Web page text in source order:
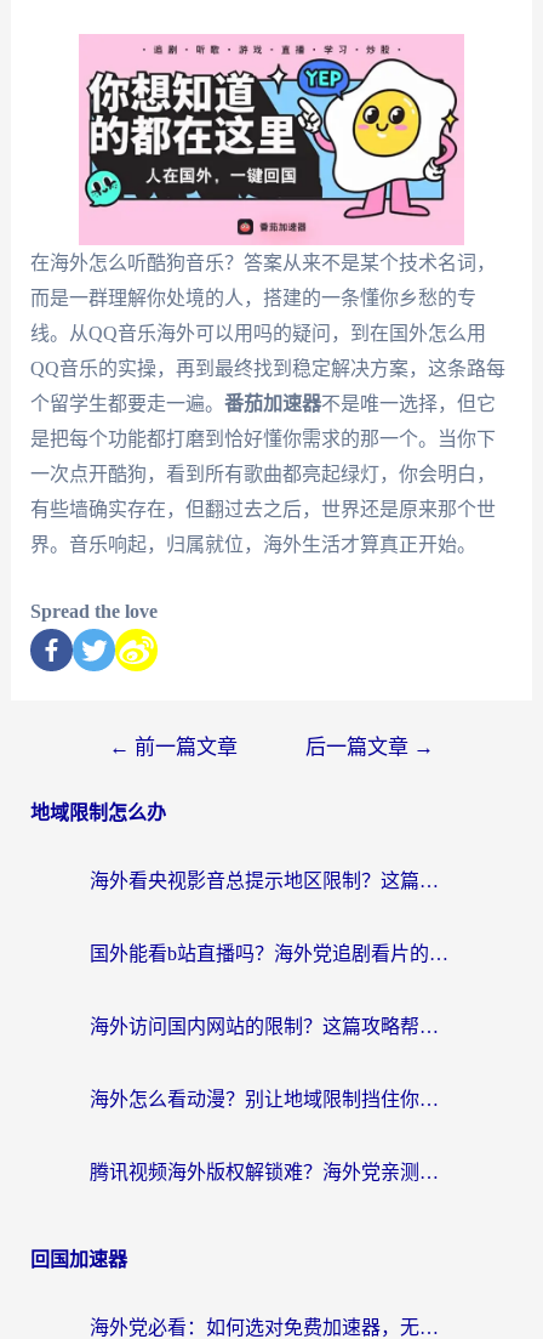
在海外怎么听酷狗音乐？答案从来不是某个技术名词，
而是一群理解你处境的人，搭建的一条懂你乡愁的专
线。从QQ音乐海外可以用吗的疑问，到在国外怎么用
QQ音乐的实操，再到最终找到稳定解决方案，这条路每
个留学生都要走一遍。 番茄加速器不是唯一选择，但它
是把每个功能都打磨到恰好懂你需求的那一个。当你下
一次点开酷狗，看到所有歌曲都亮起绿灯，你会明白，
有些墙确实存在，但翻过去之后，世界还是原来那个世
界。音乐响起，归属就位，海外生活才算真正开始。
Spread the love
← 前一篇文章 后一篇文章 →
地域限制怎么办
海外看央视影音总提示地区限制？这篇教你选对回国加速器，流畅追剧不踩坑
国外能看b站直播吗？海外党追剧看片的终极解决方案来了
海外访问国内网站的限制？这篇攻略帮你无缝解锁12306、12123和国内影音
海外怎么看动漫？别让地域限制挡住你的追番快乐
腾讯视频海外版权解锁难？海外党亲测：选对回国加速器，追剧观影零障碍
回国加速器
海外党必看：如何选对免费加速器，无缝访问国内资源不踩坑？